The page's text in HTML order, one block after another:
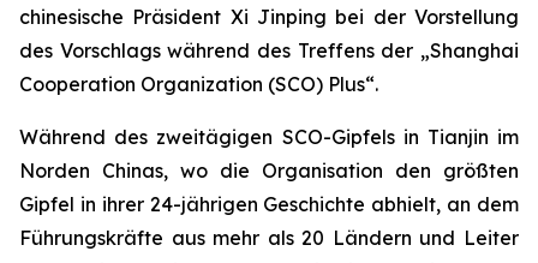
chinesische Präsident Xi Jinping bei der Vorstellung
des Vorschlags während des Treffens der „Shanghai
Cooperation Organization (SCO) Plus“.
Während des zweitägigen SCO-Gipfels in Tianjin im
Norden Chinas, wo die Organisation den größten
Gipfel in ihrer 24-jährigen Geschichte abhielt, an dem
Führungskräfte aus mehr als 20 Ländern und Leiter